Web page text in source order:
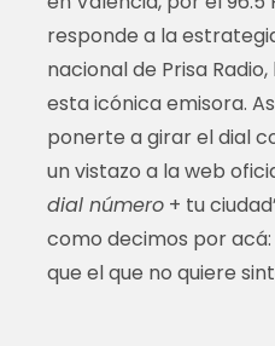
responde a la
nacional de Prisa
esta icónica emisora.
ponerte a girar el dial
un vistazo a la web
dial número+ tu
como decimos por
que el que no quiere